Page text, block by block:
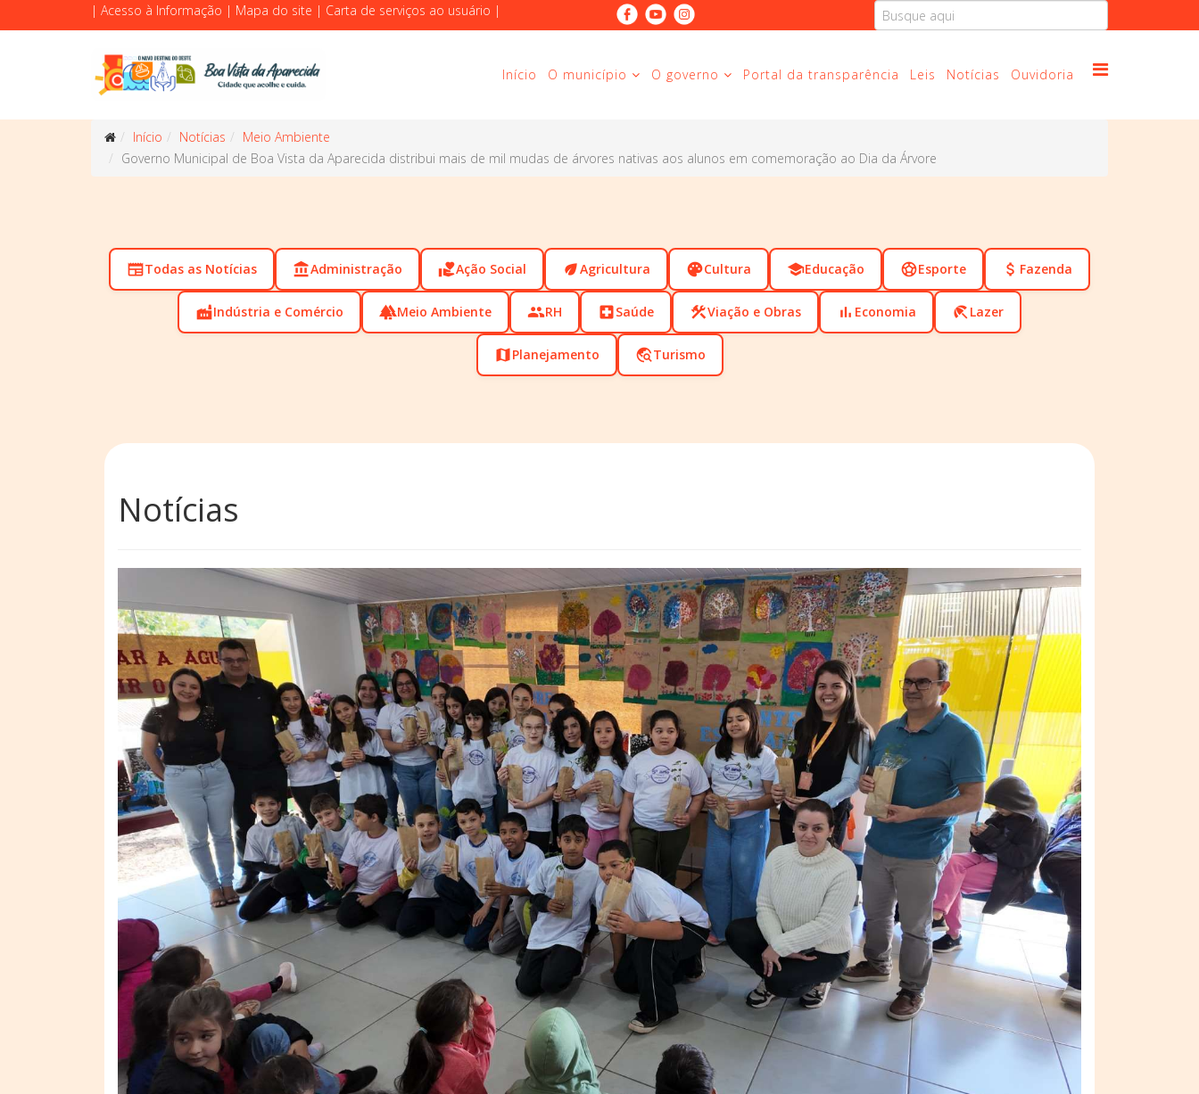
| Acesso à Informação | Mapa do site | Carta de serviços ao usuário |
Início O município O governo Portal da transparência Leis Notícias Ouvidoria
Início Notícias
Meio Ambiente
Governo Municipal de Boa Vista da Aparecida distribui mais de mil mudas de árvores nativas aos alunos em comemoração ao Dia da Árvore
newspaperTodas as Notícias account_balanceAdministração volunteer_activismAção Social ecoAgricultura paletteCultura schoolEducação sports_soccerEsporte attach_money Fazenda
factoryIndústria e Comércio forestMeio Ambiente peopleRH local_hospitalSaúde constructionViação e Obras bar_chart Economia beach_access Lazer
map Planejamento travel_exploreTurismo
Notícias